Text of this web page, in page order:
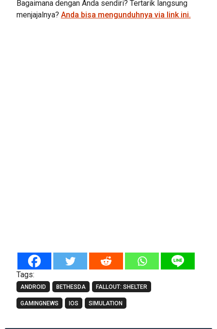
Bagaimana dengan Anda sendiri? Tertarik langsung
menjajalnya? Anda bisa mengunduhnya via link ini.
Tags:
ANDROID BETHESDA FALLOUT: SHELTER
GAMINGNEWS IOS SIMULATION